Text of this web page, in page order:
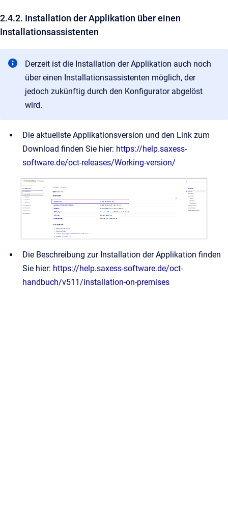
2.4.2. Installation der Applikation über einen
Installationsassistenten
Derzeit ist die Installation der Applikation auch noch
über einen Installationsassistenten möglich, der
jedoch zukünftig durch den Konfigurator abgelöst
wird.
Die aktuellste Applikationsversion und den Link zum
Download finden Sie hier: https://help.saxess-
software.de/oct-releases/Working-version/
Die Beschreibung zur Installation der Applikation finden
Sie hier: https://help.saxess-software.de/oct-
handbuch/v511/installation-on-premises